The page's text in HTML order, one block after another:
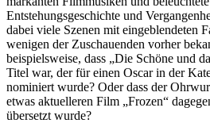
Entstehungsgeschichte und
dabei viele Szenen mit eingeblendeten
wenigen der Zuschauenden vorher
beispielsweise, dass „Die Schöne und
Titel war, der für einen Oscar in der
nominiert wurde? Oder dass der
etwas aktuelleren Film „Frozen“
übersetzt wurde?